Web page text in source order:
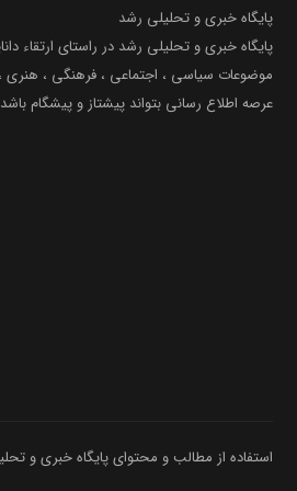
پایگاه خبری و تحلیلی رشد
پایگاه خبری و تحلیلی رشد در راستای ارتقاء
موضوعات سیاسی ، اجتماعی ، فرهنگی ، هنری
عرصه اطلاع رسانی بتواند پیشتاز و پیشگام باشد
استفاده از مطالب و محتوای پایگاه خبری و